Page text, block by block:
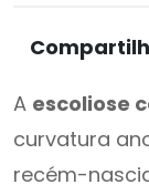
A escoliose
curvatura
recém-